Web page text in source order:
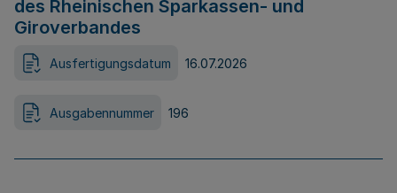
des Rheinischen Sparkassen- und
Giroverbandes
Ausfertigungsdatum 16.07.2026
Ausgabennummer 196